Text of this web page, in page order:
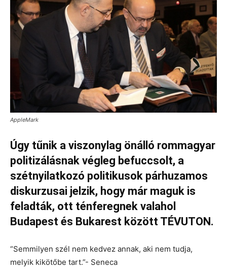
AppleMark
Úgy tűnik a viszonylag önálló rommagyar
politizálásnak végleg befuccsolt, a
szétnyilatkozó politikusok párhuzamos
diskurzusai jelzik, hogy már maguk is
feladták, ott ténferegnek valahol
Budapest és Bukarest között TÉVUTON.
“Semmilyen szél nem kedvez annak, aki nem tudja,
melyik kikötőbe tart.”- Seneca